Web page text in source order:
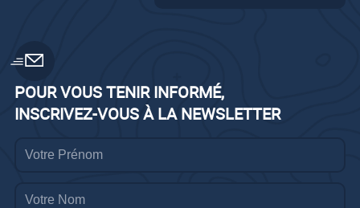
POUR VOUS TENIR INFORMÉ,
INSCRIVEZ-VOUS À LA NEWSLETTER